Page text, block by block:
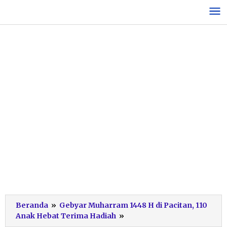
konten
Beranda » Gebyar Muharram 1448 H di Pacitan, 110
Anak Hebat Terima Hadiah »